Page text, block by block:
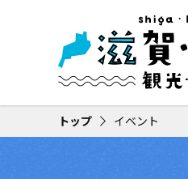
トップ イベント